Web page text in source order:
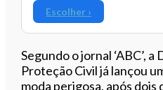
Escolher ›
Segundo o jornal ‘ABC’,
Proteção Civil já lançou
moda perigosa, após